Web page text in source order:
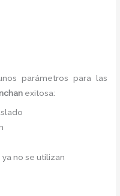
parámetros para las
exitosa:
no se utilizan